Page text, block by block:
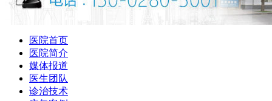
医院首页
医院简介
媒体报道
医生团队
诊治技术